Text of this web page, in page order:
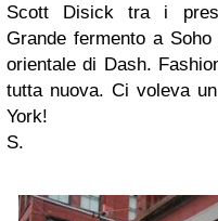
Scott Disick tra i
Grande fermento a
orientale di Dash.
tutta nuova. Ci voleva
York!
S.